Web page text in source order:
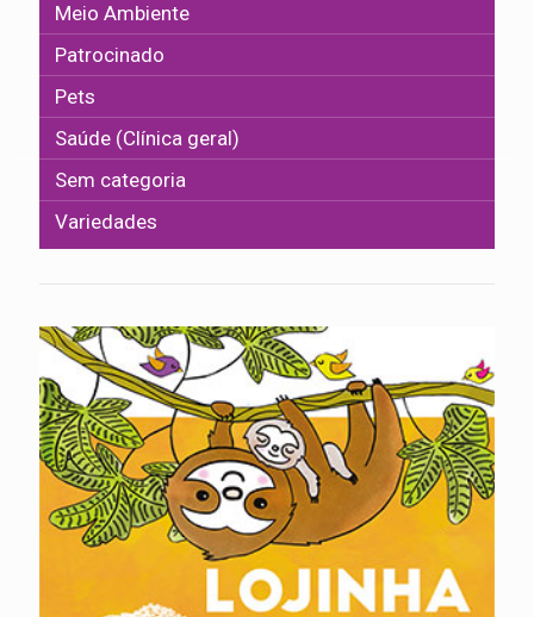
Meio Ambiente
Patrocinado
Pets
Saúde (Clínica geral)
Sem categoria
Variedades